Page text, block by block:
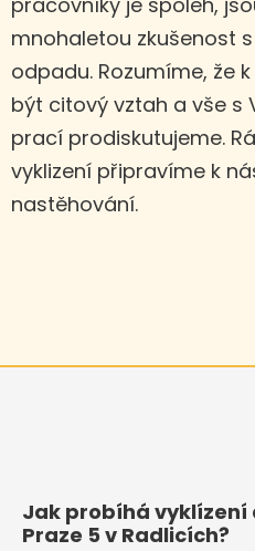
mnohaletou zkušenost
odpadu. Rozumíme, že
být citový vztah a vše s
prací prodiskutujeme.
vyklizení připravíme k
nastěhování.
Jak probíhá
Praze 5 v Radlicích?